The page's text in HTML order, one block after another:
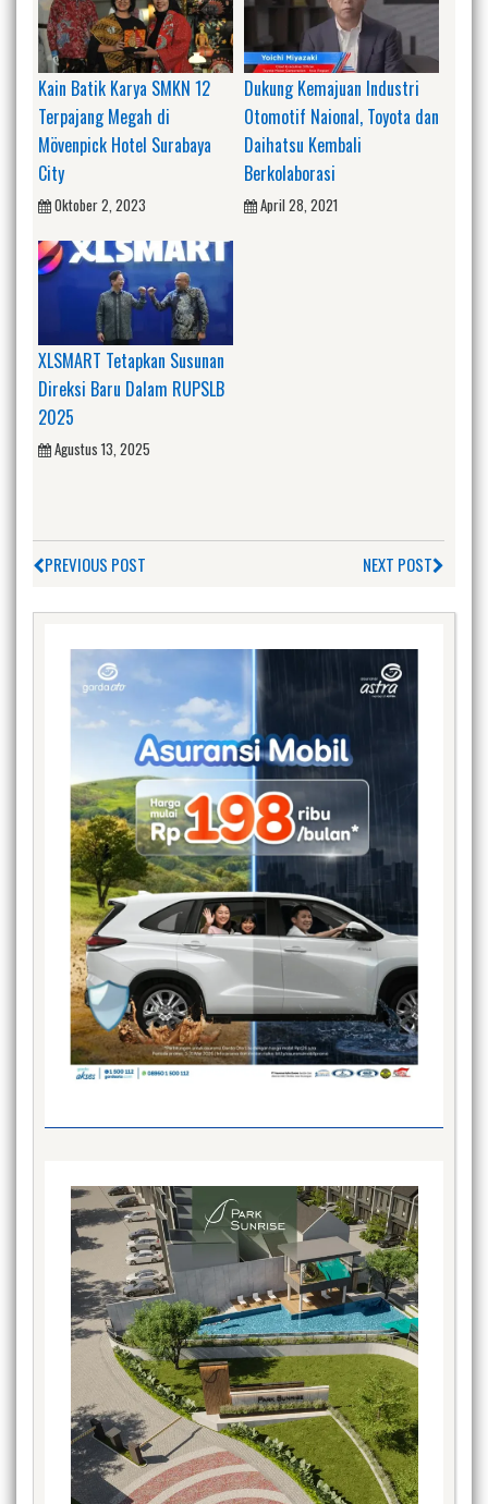
Kain Batik Karya SMKN 12
Terpajang Megah di
Mövenpick Hotel Surabaya
City
Oktober 2, 2023
Dukung Kemajuan Industri
Otomotif Naional, Toyota dan
Daihatsu Kembali
Berkolaborasi
April 28, 2021
XLSMART Tetapkan Susunan
Direksi Baru Dalam RUPSLB
2025
Agustus 13, 2025
PREVIOUS POST NEXT POST